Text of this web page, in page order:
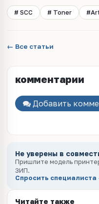
# SCC # Toner
← Все статьи
комментарии
Добавить
Не уверены в
Пришлите модель
ЗИП.
Спросить специалиста
Читайте также